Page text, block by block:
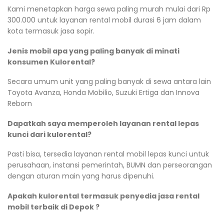
Kami menetapkan harga sewa paling murah mulai dari Rp
300.000 untuk layanan rental mobil durasi 6 jam dalam
kota termasuk jasa sopir.
Jenis mobil apa yang paling banyak di minati
konsumen Kulorental?
Secara umum unit yang paling banyak di sewa antara lain
Toyota Avanza, Honda Mobilio, Suzuki Ertiga dan Innova
Reborn
Dapatkah saya memperoleh layanan rental lepas
kunci dari kulorental?
Pasti bisa, tersedia layanan rental mobil lepas kunci untuk
perusahaan, instansi pemerintah, BUMN dan perseorangan
dengan aturan main yang harus dipenuhi.
Apakah kulorental termasuk penyedia jasa rental
mobil terbaik di Depok ?